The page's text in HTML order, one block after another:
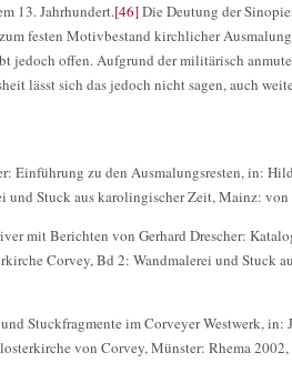
13. Jahrhundert.[46]Die Deutung der
festen Motivbestand kirchlicher
jedoch offen. Aufgrund der militärisch
lässt sich das jedoch nicht sagen, auch
Einführung zu den Ausmalungsresten, in:
und Stuck aus karolingischer Zeit, Mainz: von
mit Berichten von Gerhard Drescher:
Corvey, Bd 2: Wandmalerei und Stuck
Stuckfragmente im Corveyer Westwerk, in:
von Corvey, Münster: Rhema 2002,